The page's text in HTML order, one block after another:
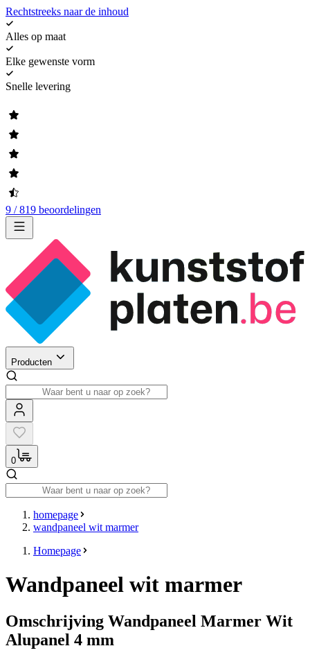
Rechtstreeks naar de inhoud
Alles op maat
Elke gewenste vorm
Snelle levering
9 / 819 beoordelingen
Producten
0
homepage
wandpaneel wit marmer
Homepage
Wandpaneel wit marmer
Omschrijving Wandpaneel Marmer Wit
Alupanel 4 mm